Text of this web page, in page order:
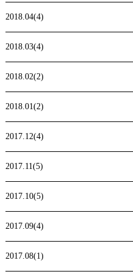
2018.04(4)
2018.03(4)
2018.02(2)
2018.01(2)
2017.12(4)
2017.11(5)
2017.10(5)
2017.09(4)
2017.08(1)